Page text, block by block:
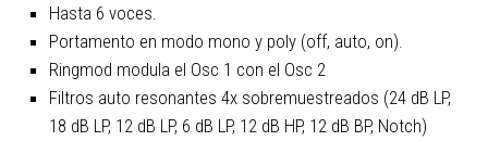
Hasta 6 voces.
Portamento en modo mono y poly (off, auto, on).
Ringmod modula el Osc 1 con el Osc 2
Filtros auto resonantes 4x sobremuestreados (24 dB LP,
18 dB LP, 12 dB LP, 6 dB LP, 12 dB HP, 12 dB BP, Notch)